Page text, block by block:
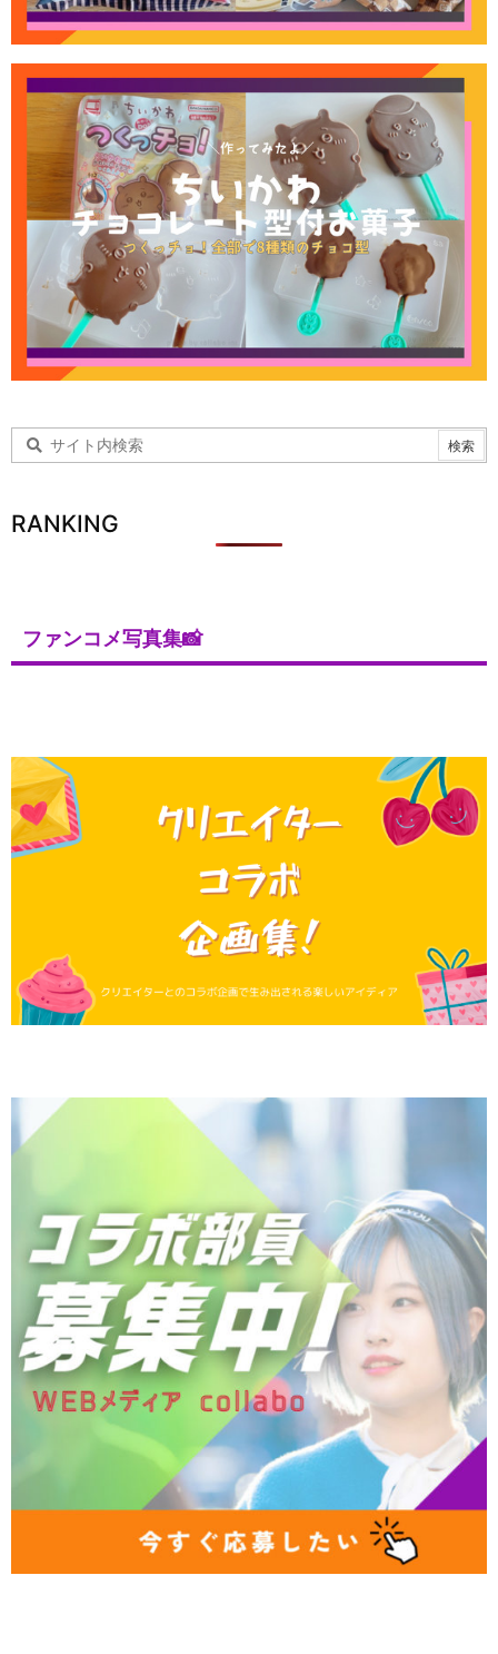
RANKING
ファンコメ写真集📸